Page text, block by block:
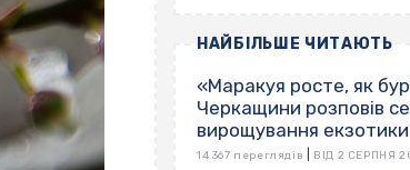
НАЙБІЛЬШЕ ЧИТАЮТЬ
«Маракуя росте, як
Черкащини розповів
вирощування екзотики
14 367 переглядів ВІД 2 СЕРПНЯ